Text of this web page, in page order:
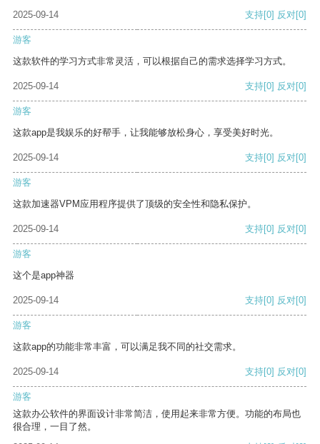
2025-09-14 支持[0] 反对[0]
游客
这款软件的学习方式非常灵活，可以根据自己的需求选择学习方式。
2025-09-14 支持[0] 反对[0]
游客
这款app是我娱乐的好帮手，让我能够放松身心，享受美好时光。
2025-09-14 支持[0] 反对[0]
游客
这款加速器VPM应用程序提供了顶级的安全性和隐私保护。
2025-09-14 支持[0] 反对[0]
游客
这个是app神器
2025-09-14 支持[0] 反对[0]
游客
这款app的功能非常丰富，可以满足我不同的社交需求。
2025-09-14 支持[0] 反对[0]
游客
这款办公软件的界面设计非常简洁，使用起来非常方便。功能的布局也
很合理，一目了然。